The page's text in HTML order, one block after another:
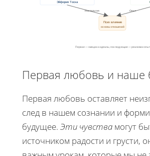
Эйфория Тоска
Псих влияние
основы отношений
Ностальгия Опыт
Первая — эмоции и идеалы, последующие — реализм и опыт
Первая любовь и наше
Первая любовь оставляет
след в нашем сознании и
будущее. Эти чувства могут
источником радости и грусти,